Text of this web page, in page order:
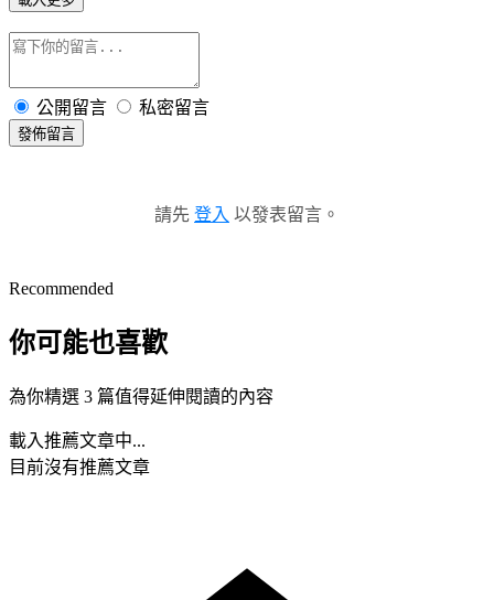
公開留言 私密留言
發佈留言
請先 登入 以發表留言。
Recommended
你可能也喜歡
為你精選 3 篇值得延伸閱讀的內容
載入推薦文章中...
目前沒有推薦文章